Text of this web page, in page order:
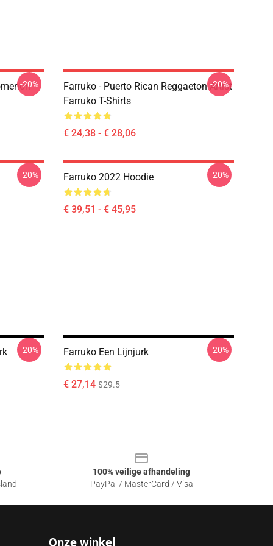
-20%
Farruko - Puerto Rican Reggaeton Artist
Farruko T-Shirts
€ 24,38 - € 28,06
-20%
-20% Farruko 2022 Hoodie
€ 39,51 - € 45,95
-20%
-20% Farruko Een Lijnjurk
€ 27,14 $29.5
-20%
100% veilige afhandeling
PayPal / MasterCard / Visa
Onze winkel